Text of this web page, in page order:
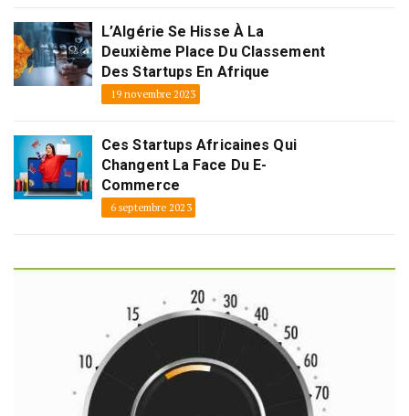
L’Algérie Se Hisse À La
Deuxième Place Du Classement
Des Startups En Afrique
19 novembre 2023
Ces Startups Africaines Qui
Changent La Face Du E-
Commerce
6 septembre 2023